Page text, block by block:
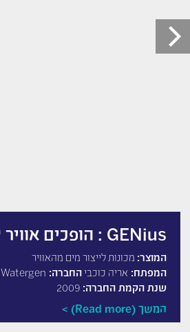
GENius : הופכים אוויר למים
המוצר: מכונות לייצור מים מהאוויר
המפתח: אריה כוכביהחברה: Watergen
שנת הקמת החברה:
המשך (Read more)